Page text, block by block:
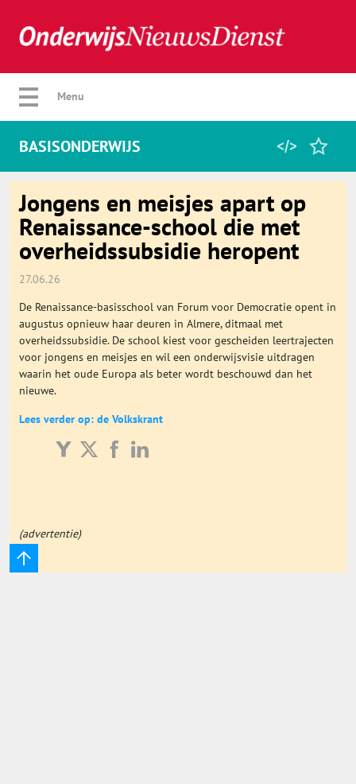
Verberg menu
Home
Favorieten
Algemeen
Onderwijs Totaal
Basisonderwijs
Menu
BASISONDERWIJS
Jongens en meisjes apart op
Renaissance-school die met
overheidssubsidie heropent
27.06.26
De Renaissance-basisschool van Forum voor Democratie opent in
augustus opnieuw haar deuren in Almere, ditmaal met
overheidssubsidie. De school kiest voor gescheiden leertrajecten
voor jongens en meisjes en wil een onderwijsvisie uitdragen
waarin het oude Europa als beter wordt beschouwd dan het
nieuwe.
Lees verder op: de Volkskrant
(advertentie)